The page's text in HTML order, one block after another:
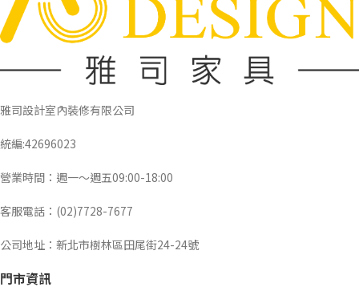
雅司設計室內裝修有限公司
統編:42696023
營業時間：週一～週五09:00-18:00
客服電話：(02)7728-7677
公司地址：新北市樹林區田尾街24-24號
門市資訊